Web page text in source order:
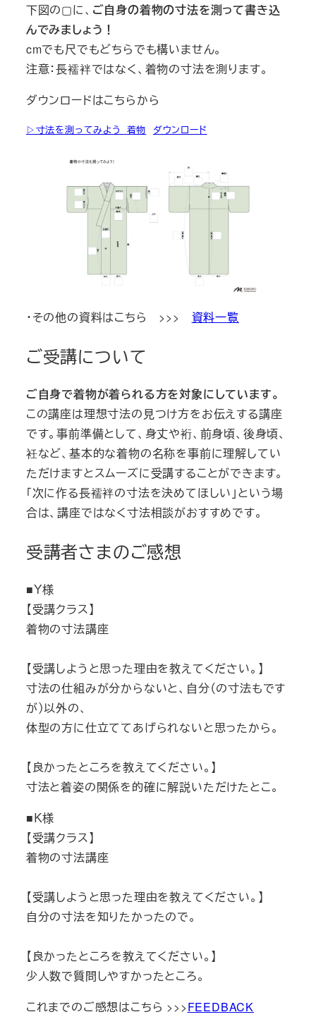
下図の▢に、 ご自身の着物の寸法を測って書き込
んでみましょう！
cmでも尺でもどちらでも構いません。
注意：長襦袢ではなく、着物の寸法を測ります。
ダウンロードはこちらから
▷寸法を測ってみよう_着物 ダウンロード
・その他の資料はこちら >>> 資料一覧
ご受講について
ご自身で着物が着られる方を対象にしています。
この講座は理想寸法の見つけ方をお伝えする講座
です。事前準備として、身丈や裄、前身頃、後身頃、
衽など、基本的な着物の名称を事前に理解してい
ただけますとスムーズに受講することができます。
「次に作る長襦袢の寸法を決めてほしい」という場
合は、講座ではなく寸法相談がおすすめです。
受講者さまのご感想
■Ｙ様
【受講クラス】
着物の寸法講座
【受講しようと思った理由を教えてください。】
寸法の仕組みが分からないと、自分（の寸法もです
が）以外の、
体型の方に仕立ててあげられないと思ったから。
【良かったところを教えてください。】
寸法と着姿の関係を的確に解説いただけたとこ。
■Ｋ様
【受講クラス】
着物の寸法講座
【受講しようと思った理由を教えてください。】
自分の寸法を知りたかったので。
【良かったところを教えてください。】
少人数で質問しやすかったところ。
これまでのご感想はこちら >>>FEEDBACK